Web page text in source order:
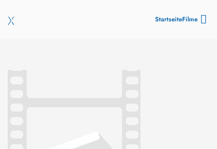
StartseiteFilme